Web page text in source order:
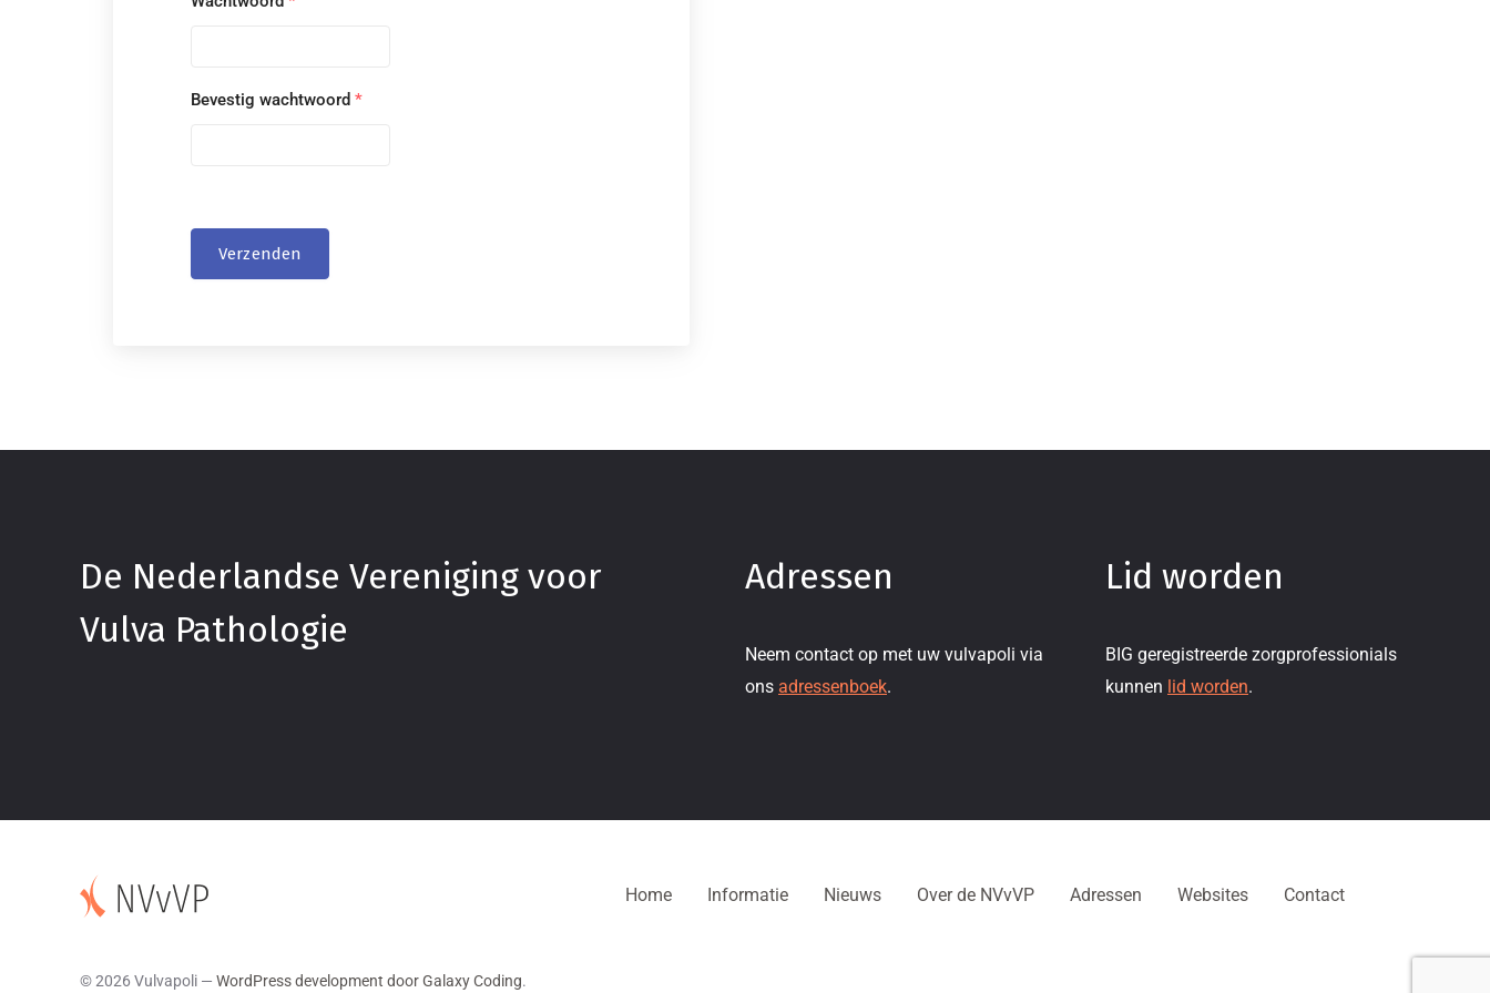
Bevestig wachtwoord *
Verzenden
De Nederlandse Vereniging voor
Vulva Pathologie
Adressen
Neem contact op met uw vulvapoli via
ons adressenboek.
Lid worden
BIG geregistreerde zorgprofessionials
kunnen lid worden.
Home Informatie Nieuws Over de NVvVP Adressen Websites Contact
© 2026 Vulvapoli — WordPress development door Galaxy Coding.